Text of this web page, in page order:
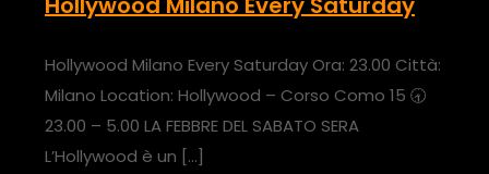
Hollywood Milano Every Saturday Ora: 23.00 Città:
Milano Location: Hollywood – Corso Como 15 🕣
23.00 – 5.00 LA FEBBRE DEL SABATO SERA
L’Hollywood è un […]